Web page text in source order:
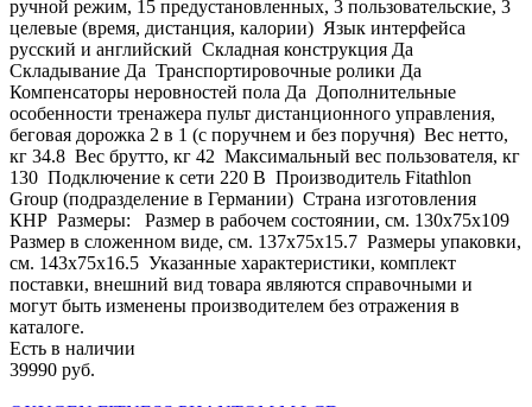
ручной режим, 15 предустановленных, 3 пользовательские, 3
целевые (время, дистанция, калории) Язык интерфейса
русский и английский Складная конструкция Да
Складывание Да Транспортировочные ролики Да
Компенсаторы неровностей пола Да Дополнительные
особенности тренажера пульт дистанционного управления,
беговая дорожка 2 в 1 (с поручнем и без поручня) Вес нетто,
кг 34.8 Вес брутто, кг 42 Максимальный вес пользователя, кг
130 Подключение к сети 220 В Производитель Fitathlon
Group (подразделение в Германии) Страна изготовления
КНР Размеры: Размер в рабочем состоянии, см. 130х75x109
Размер в сложенном виде, см. 137х75x15.7 Размеры упаковки,
см. 143х75x16.5 Указанные характеристики, комплект
поставки, внешний вид товара являются справочными и
могут быть изменены производителем без отражения в
каталоге.
Есть в наличии
39990 руб.